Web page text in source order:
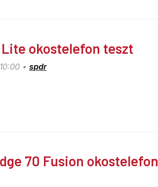
okostelefon teszt
spdr
70 Fusion okostelefon